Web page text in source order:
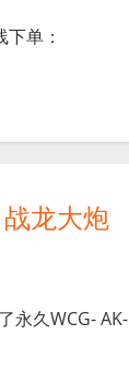
单：
龙大炮
永久WCG- AK-